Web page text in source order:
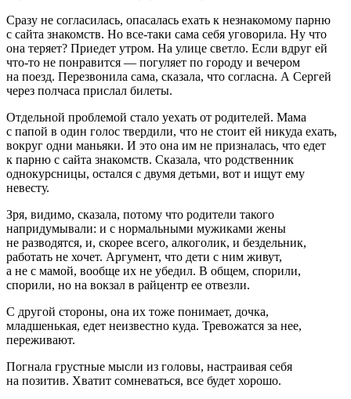
Сразу не согласилась, опасалась ехать к незнакомому парню
с сайта знакомств. Но все-таки сама себя уговорила. Ну что
она теряет? Приедет утром. На улице светло. Если вдруг ей
что-то не понравится — погуляет по городу и вечером
на поезд. Перезвонила сама, сказала, что согласна. А Сергей
через полчаса прислал билеты.
Отдельной проблемой стало уехать от родителей. Мама
с папой в один голос твердили, что не стоит ей никуда ехать,
вокруг одни маньяки. И это она им не призналась, что едет
к парню с сайта знакомств. Сказала, что родственник
однокурсницы, остался с двумя детьми, вот и ищут ему
невесту.
Зря, видимо, сказала, потому что родители такого
напридумывали: и с нормальными мужиками жены
не разводятся, и, скорее всего, алкоголик, и бездельник,
работать не хочет. Аргумент, что дети с ним живут,
а не с мамой, вообще их не убедил. В общем, спорили,
спорили, но на вокзал в райцентр ее отвезли.
С другой стороны, она их тоже понимает, дочка,
младшенькая, едет неизвестно куда. Тревожатся за нее,
переживают.
Погнала грустные мысли из головы, настраивая себя
на позитив. Хватит сомневаться, все будет хорошо.